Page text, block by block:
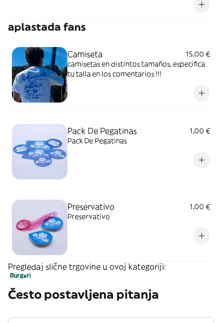
aplastada fans
Camiseta
15,00 €
camisetas en distintos tamaños, especifica
tu talla en los comentarios !!!
Pack De Pegatinas
1,00 €
Pack De Pegatinas
Preservativo
1,00 €
Preservativo
Pregledaj slične trgovine u ovoj kategoriji:
Burgeri
Često postavljena pitanja